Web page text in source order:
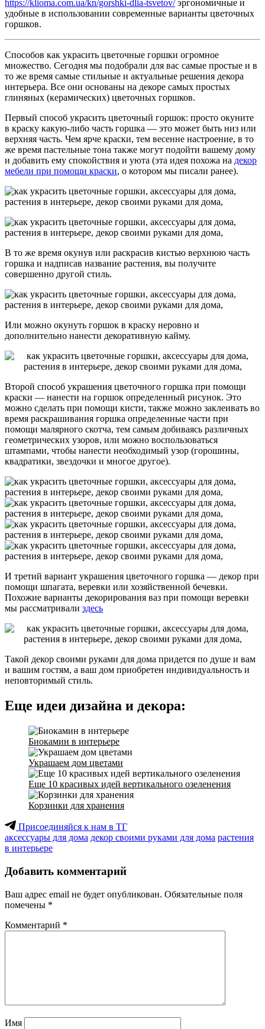
https://klioma.com.ua/kn/gorshki-dlia-tsvetov/эргономичные и
удобные в использовании современные варианты цветочных
горшков.
Способов как украсить цветочные горшки огромное
множество. Сегодня мы подобрали для вас самые простые и в
то же время самые стильные и актуальные решения декора
интерьера. Все они основаны на декоре самых простых
глиняных (керамических) цветочных горшков.
Первый способ украсить цветочный горшок: просто окуните
в краску какую-либо часть горшка — это может быть низ или
верхняя часть. Чем ярче краски, тем весенне настроение, в то
же время пастельные тона также могут подойти вашему дому
и добавить ему спокойствия и уюта (эта идея похожа на декор
мебели при помощи краски, о котором мы писали ранее).
В то же время окунув или раскрасив кистью верхнюю часть
горшка и надписав название растения, вы получите
совершенно другой стиль.
Или можно окунуть горшок в краску неровно и
дополнительно нанести декоративную кайму.
Второй способ украшения цветочного горшка при помощи
краски — нанести на горшок определенный рисунок. Это
можно сделать при помощи кисти, также можно заклеивать во
время раскрашивания горшка определенные части при
помощи малярного скотча, тем самым добиваясь различных
геометрических узоров, или можно воспользоваться
штампами, чтобы нанести необходимый узор (горошины,
квадратики, звездочки и многое другое).
И третий вариант украшения цветочного горшка — декор при
помощи шпагата, веревки или хозяйственной бечевки.
Похожие варианты декорирования ваз при помощи веревки
мы рассматривали здесь
Такой декор своими руками для дома придется по душе и вам
и вашим гостям, а ваш дом приобретен индивидуальность и
неповторимый стиль.
Еще идеи дизайна и декора:
Биокамин в интерьере
Украшаем дом цветами
Еще 10 красивых идей вертикального озеленения
Корзинки для хранения
Присоединяйся к нам в ТГ
аксессуары для дома декор своими руками для дома растения
в интерьере
Добавить комментарий
Ваш адрес email не будет опубликован. Обязательные поля
помечены *
Комментарий *
Имя